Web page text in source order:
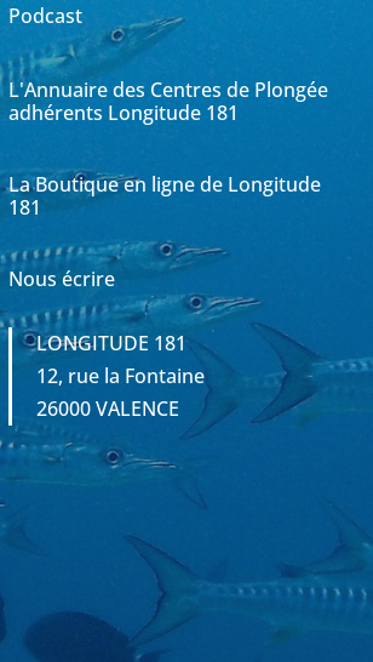
Podcast
L'Annuaire des Centres de Plongée
adhérents Longitude 181
La Boutique en ligne de Longitude
181
Nous écrire
LONGITUDE 181
12, rue la Fontaine
26000 VALENCE